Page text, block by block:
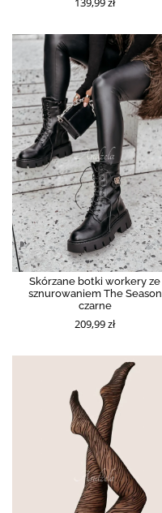
Skórzane botki workery ze
sznurowaniem The Season
czarne
209,99 zł